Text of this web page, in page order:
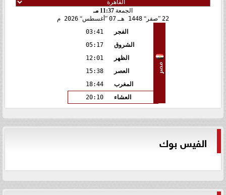
الجمعة 11:37 مـ
22
صفر 1448 هـ 07 أغسطس 2026 م
مصر
الفجر
03:41
الشروق
05:17
الظهر
12:01
العصر
15:38
المغرب
18:44
العشاء
20:10
الفيس بوك